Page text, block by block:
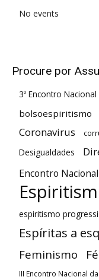
No events
Procure por
3º Encontro Nacional
bolsoespiritismo
Coronavirus
Desigualdades
Encontro Nacional
espiritismo
Espíritas a
Feminismo Fé
III Encontro Nacional